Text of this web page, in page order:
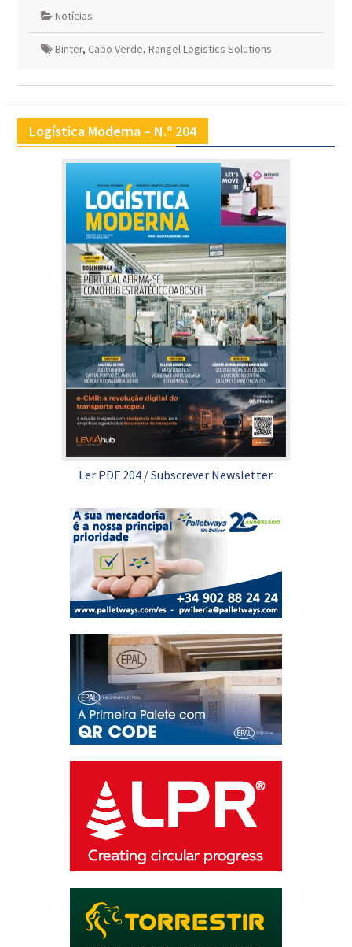
Notícias
Binter, Cabo Verde, Rangel Logistics Solutions
Logística Moderna – N.º 204
Ler PDF 204 /Subscrever Newsletter